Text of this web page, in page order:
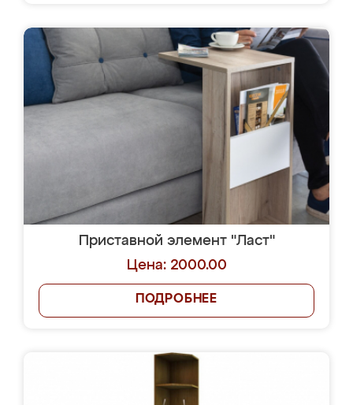
Приставной элемент "Ласт"
Цена: 2000.00
ПОДРОБНЕЕ